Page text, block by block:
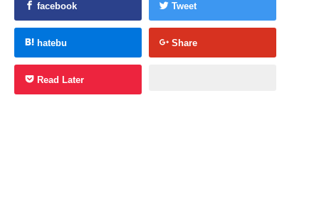
facebook Tweet
hatebu Share
Read Later